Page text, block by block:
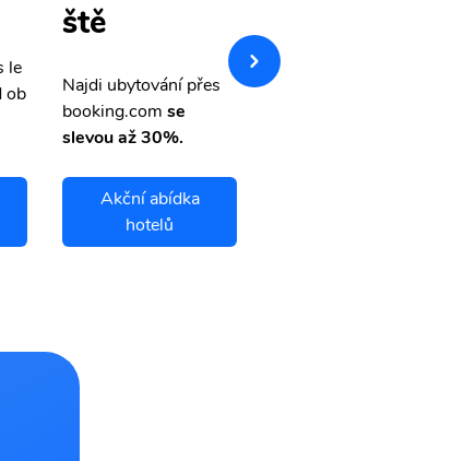
le
ob
ště
Najdi ubytování přes
booking.com se
slevou až 30%.
Akční abídka
hotelů
Přehledná stránka s le